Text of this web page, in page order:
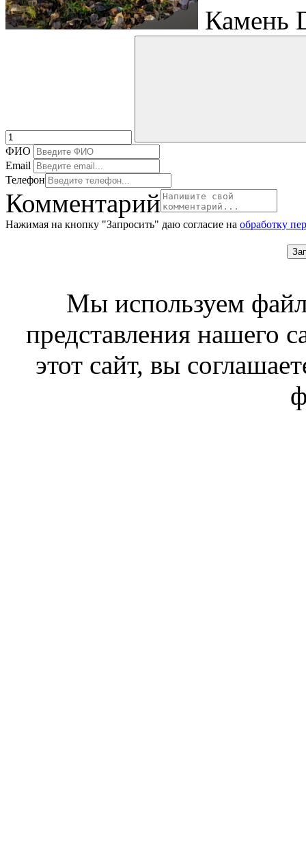
Камень
ФИО
Email
Телефон
Комментарий
Нажимая на кнопку "Запросить" даю согласие на обработку
Мы используем
представления нашего
этот сайт, вы